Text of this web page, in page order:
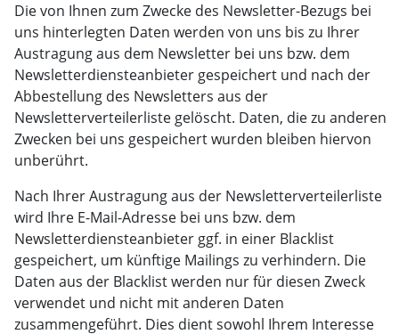
Die von Ihnen zum Zwecke des Newsletter-Bezugs bei
uns hinterlegten Daten werden von uns bis zu Ihrer
Austragung aus dem Newsletter bei uns bzw. dem
Newsletterdiensteanbieter gespeichert und nach der
Abbestellung des Newsletters aus der
Newsletterverteilerliste gelöscht. Daten, die zu anderen
Zwecken bei uns gespeichert wurden bleiben hiervon
unberührt.
Nach Ihrer Austragung aus der Newsletterverteilerliste
wird Ihre E-Mail-Adresse bei uns bzw. dem
Newsletterdiensteanbieter ggf. in einer Blacklist
gespeichert, um künftige Mailings zu verhindern. Die
Daten aus der Blacklist werden nur für diesen Zweck
verwendet und nicht mit anderen Daten
zusammengeführt. Dies dient sowohl Ihrem Interesse